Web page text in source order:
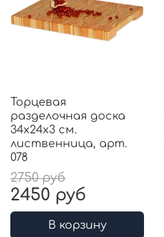
Торцевая
разделочная доска
34x24x3 см.
лиственница, арт.
078
2750 руб
2450 руб
В корзину